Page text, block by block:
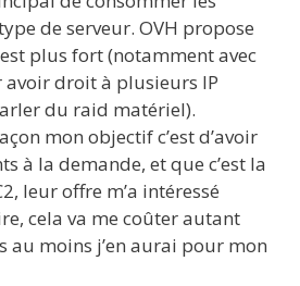
de serveur. OVH propose
plus fort (notamment avec
droit à plusieurs IP
du raid matériel).
mon objectif c’est d’avoir
à la demande, et que c’est la
leur offre m’a intéressé
cela va me coûter autant
au moins j’en aurai pour mon